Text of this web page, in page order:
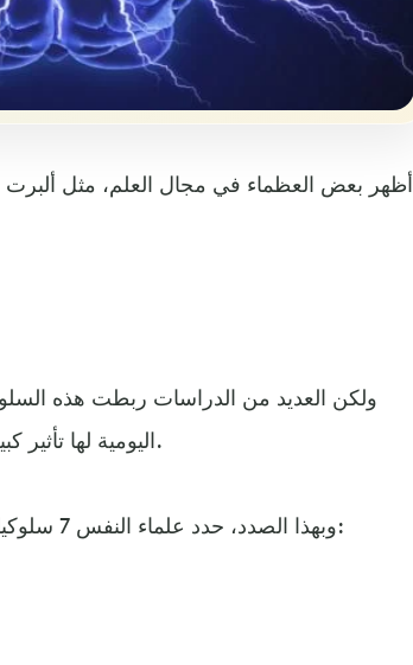
أظهر بعض العظماء في مجال العلم، مثل ألبرت
ولكن العديد من الدراسات ربطت هذه
اليومية لها تأثير كبير على ذكائنا، ويمكنها حتى تغيير طريقة تفكيرنا.
وبهذا الصدد، حدد علماء النفس 7 سلوكيات غريبة يعتقدون أنها تدل على العبقرية، وهي: